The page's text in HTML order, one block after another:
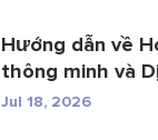
Hướng dẫn về
thông minh và
phá...
Jul 18, 2026